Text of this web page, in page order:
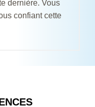
dernière. Vous
confiant cette